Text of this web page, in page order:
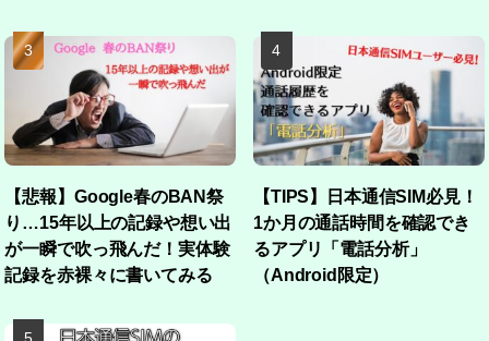
【悲報】Google春のBAN祭
り…15年以上の記録や想い出
が一瞬で吹っ飛んだ！実体験
記録を赤裸々に書いてみる
【TIPS】日本通信SIM必見！
1か月の通話時間を確認でき
るアプリ「電話分析」
（Android限定）